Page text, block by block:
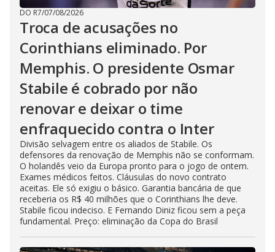
DO R7/07/08/2026
Troca de acusações no
Corinthians eliminado. Por
Memphis. O presidente Osmar
Stabile é cobrado por não
renovar e deixar o time
enfraquecido contra o Inter
Divisão selvagem entre os aliados de Stabile. Os
defensores da renovação de Memphis não se conformam.
O holandês veio da Europa pronto para o jogo de ontem.
Exames médicos feitos. Cláusulas do novo contrato
aceitas. Ele só exigiu o básico. Garantia bancária de que
receberia os R$ 40 milhões que o Corinthians lhe deve.
Stabile ficou indeciso. E Fernando Diniz ficou sem a peça
fundamental. Preço: eliminação da Copa do Brasil